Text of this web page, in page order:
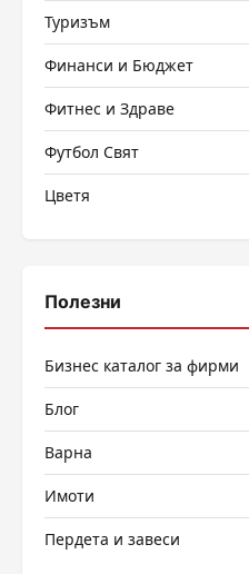
Туризъм
Финанси и Бюджет
Фитнес и Здраве
Футбол Свят
Цветя
Полезни
Бизнес каталог за фирми
Блог
Варна
Имоти
Пердета и завеси